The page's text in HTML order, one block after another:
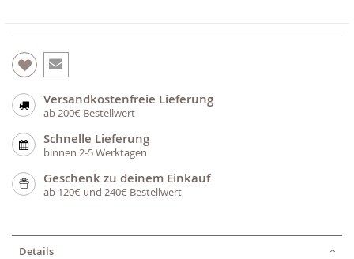
Versandkostenfreie Lieferung
ab 200€ Bestellwert
Schnelle Lieferung
binnen 2-5 Werktagen
Geschenk zu deinem Einkauf
ab 120€ und 240€ Bestellwert
Details